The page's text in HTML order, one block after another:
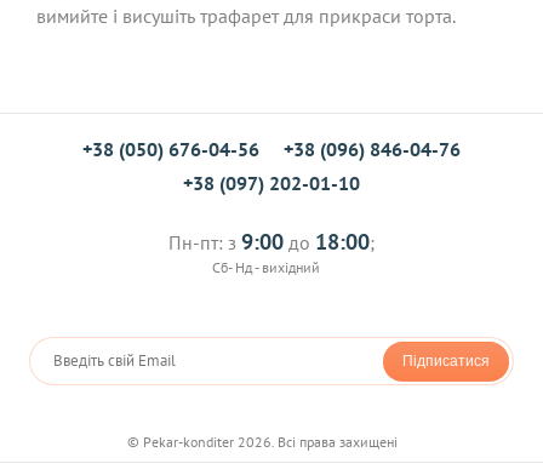
вимийте і висушіть трафарет для прикраси торта.
+38 (050) 676-04-56
+38 (096) 846-04-76
+38 (097) 202-01-10
Пн-пт: з 9:00 до 18:00;
Сб- Нд - вихідний
Підписатися
© Pekar-konditer 2026. Всі права захищені